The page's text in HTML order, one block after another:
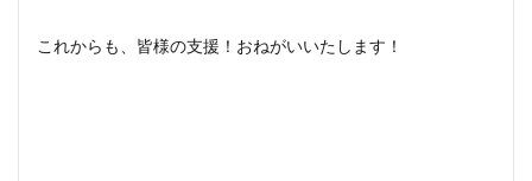
これからも、皆様の支援！おねがいいたします！